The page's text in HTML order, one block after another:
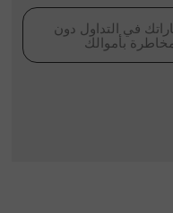
في التداول دون
بأموالك